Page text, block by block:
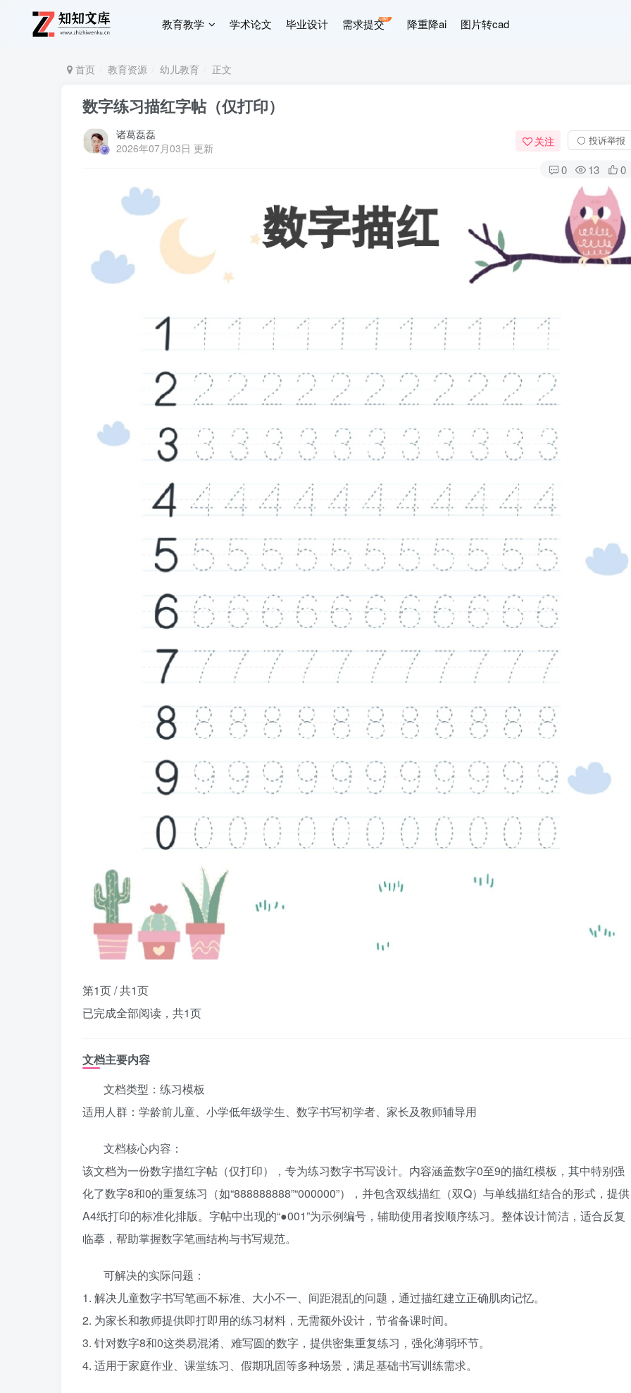
教育教学 学术论文 毕业设计 需求提交新 降重降ai 图片转cad
首页 教育资源 幼儿教育 正文
数字练习描红字帖（仅打印）
诸葛磊磊
2026年07月03日 更新
关注 ⚪ 投诉举报
0 13 0
第1页 / 共1页
已完成全部阅读，共1页
文档主要内容
文档类型：练习模板
适用人群：学龄前儿童、小学低年级学生、数字书写初学者、家长及教师辅导用
文档核心内容：
该文档为一份数字描红字帖（仅打印），专为练习数字书写设计。内容涵盖数字0至9的描红模板，其中特别强
化了数字8和0的重复练习（如“888888888”“000000”），并包含双线描红（双Q）与单线描红结合的形式，提供
A4纸打印的标准化排版。字帖中出现的“●001”为示例编号，辅助使用者按顺序练习。整体设计简洁，适合反复
临摹，帮助掌握数字笔画结构与书写规范。
可解决的实际问题：
1. 解决儿童数字书写笔画不标准、大小不一、间距混乱的问题，通过描红建立正确肌肉记忆。
2. 为家长和教师提供即打即用的练习材料，无需额外设计，节省备课时间。
3. 针对数字8和0这类易混淆、难写圆的数字，提供密集重复练习，强化薄弱环节。
4. 适用于家庭作业、课堂练习、假期巩固等多种场景，满足基础书写训练需求。